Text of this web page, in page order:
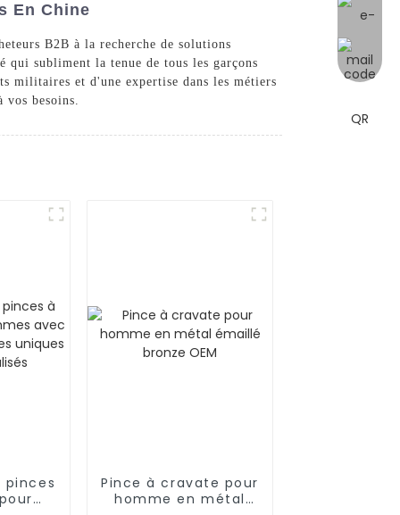
En Chine
B2B à la recherche de solutions
qui subliment la tenue de tous les garçons
militaires et d'une expertise dans les métiers
besoins.
pinces
Pince à cravate pour
homme en métal